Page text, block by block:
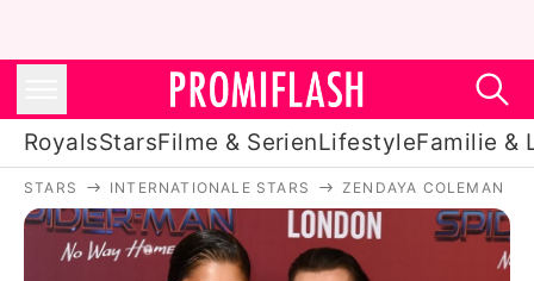
RoyalsStarsFilme & SerienLifestyleFamilie &
Royals
Stars
STARS INTERNATIONALE STARS ZENDAYA COLEMAN